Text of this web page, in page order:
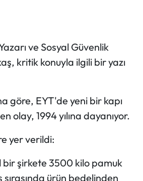
ve Sosyal Güvenlik
kritik konuyla ilgili bir yazı
göre, EYT'de yeni bir kapı
olay, 1994 yılına dayanıyor.
yer verildi:
bir şirkete 3500 kilo pamuk
sırasında ürün bedelinden